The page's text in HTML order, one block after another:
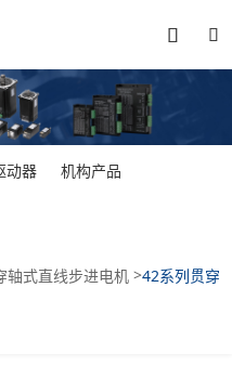


动器 机构产品
轴式直线步进电机>42系列贯穿